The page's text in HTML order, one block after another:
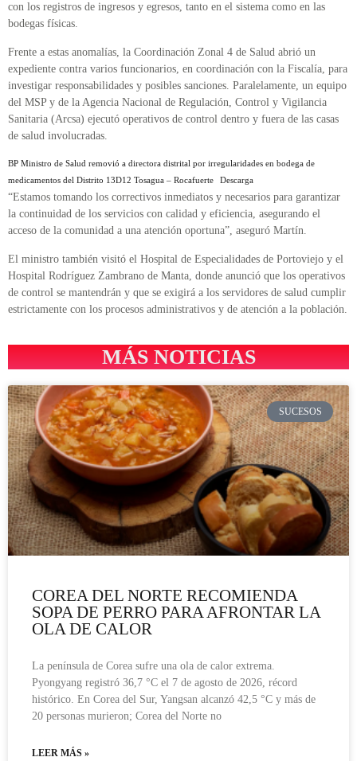
con los registros de ingresos y egresos, tanto en el sistema como en las
bodegas físicas.
Frente a estas anomalías, la Coordinación Zonal 4 de Salud abrió un
expediente contra varios funcionarios, en coordinación con la Fiscalía, para
investigar responsabilidades y posibles sanciones. Paralelamente, un equipo
del MSP y de la Agencia Nacional de Regulación, Control y Vigilancia
Sanitaria (Arcsa) ejecutó operativos de control dentro y fuera de las casas
de salud involucradas.
BP Ministro de Salud removió a directora distrital por irregularidades en bodega de
medicamentos del Distrito 13D12 Tosagua – Rocafuerte
Descarga
“Estamos tomando los correctivos inmediatos y necesarios para garantizar
la continuidad de los servicios con calidad y eficiencia, asegurando el
acceso de la comunidad a una atención oportuna”, aseguró Martín.
El ministro también visitó el Hospital de Especialidades de Portoviejo y el
Hospital Rodríguez Zambrano de Manta, donde anunció que los operativos
de control se mantendrán y que se exigirá a los servidores de salud cumplir
estrictamente con los procesos administrativos y de atención a la población.
MÁS NOTICIAS
SUCESOS
COREA DEL NORTE RECOMIENDA
SOPA DE PERRO PARA AFRONTAR LA
OLA DE CALOR
La península de Corea sufre una ola de calor extrema.
Pyongyang registró 36,7 °C el 7 de agosto de 2026, récord
histórico. En Corea del Sur, Yangsan alcanzó 42,5 °C y más de
20 personas murieron; Corea del Norte no
LEER MÁS »